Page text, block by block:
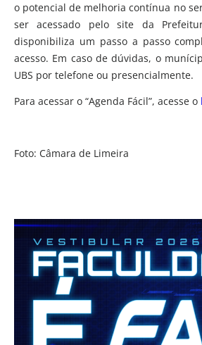
o potencial de melhoria contínua no
ser acessado pelo site da
disponibiliza um passo a passo
acesso. Em caso de dúvidas, o
UBS por telefone ou presencialmente.
Para acessar o “Agenda Fácil”, acesse o
Foto: Câmara de Limeira